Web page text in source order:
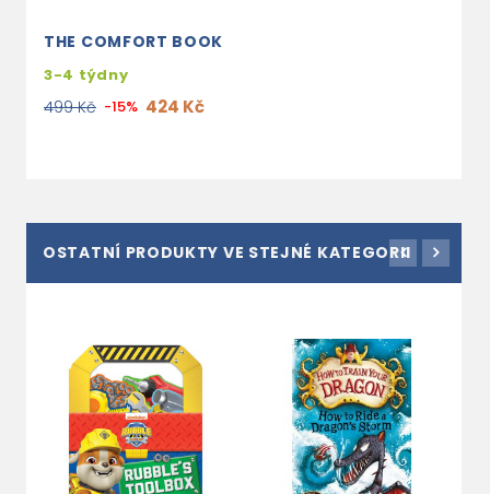
THE COMFORT BOOK
3-4 týdny
499 Kč -15% 424 Kč
OSTATNÍ PRODUKTY VE STEJNÉ KATEGORII